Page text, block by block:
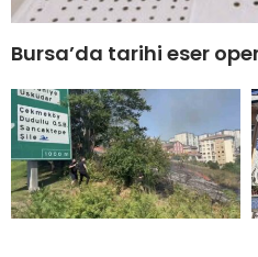
Bursa’da tarihi eser